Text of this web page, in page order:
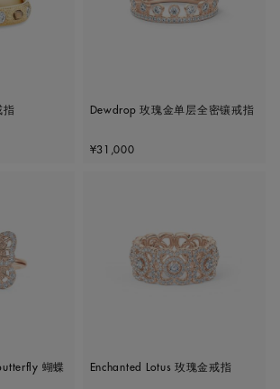
指 Dewdrop 玫瑰金单层全密镶戒指
Original price
¥31,000
蝴蝶
Enchanted Lotus 玫瑰金戒指